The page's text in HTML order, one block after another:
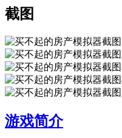
截图
游戏简介